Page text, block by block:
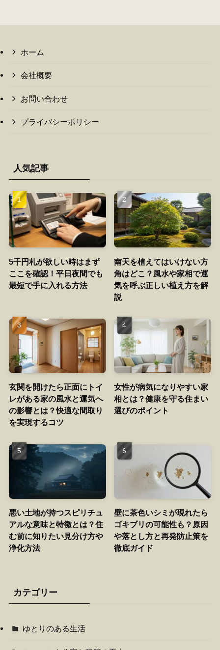
ホーム
会社概要
お問い合わせ
プライバシーポリシー
人気記事
5千円札が欲しい時はまず
ここを確認！平日夜間でも
最短で手に入れる方法
南天を植えてはいけない方
角はどこ？風水や家相で運
気を呼ぶ正しい植え方を解
説
玄関を開けたら正面にトイ
レがある家の風水と運気へ
の影響とは？快適な間取り
を実現するコツ
女性が病気になりやすい家
相とは？健康を守る住まい
選びのポイント
悪い土地が持つスピリチュ
アルな意味と特徴とは？住
む前に知りたい見分け方や
浄化方法
壁に茶色いシミが現れたら
ゴキブリの可能性も？原因
や落とし方と再発防止策を
徹底ガイド
カテゴリー
ゆとりのある生活